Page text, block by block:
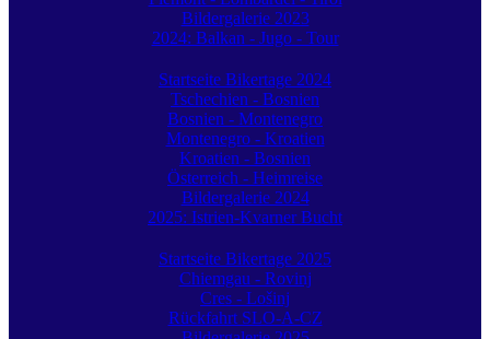
Bildergalerie 2023
2024: Balkan - Jugo - Tour
Startseite Bikertage 2024
Tschechien - Bosnien
Bosnien - Montenegro
Montenegro - Kroatien
Kroatien - Bosnien
Österreich - Heimreise
Bildergalerie 2024
2025: Istrien-Kvarner Bucht
Startseite Bikertage 2025
Chiemgau - Rovinj
Cres - Lošinj
Rückfahrt SLO-A-CZ